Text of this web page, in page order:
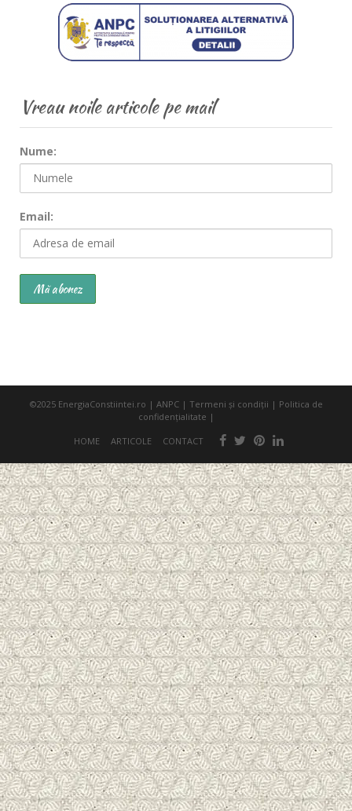
Vreau noile articole pe mail
Nume:
Email:
©2025 EnergiaConstiintei.ro | ANPC| Termeni şi condiţii | Politica de
confidenţialitate |
HOME ARTICOLE CONTACT